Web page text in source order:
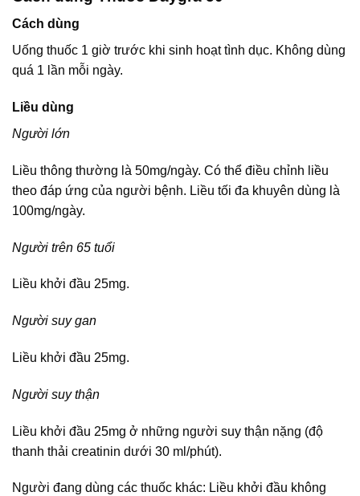
Cách dùng
Uống thuốc 1 giờ trước khi sinh hoạt tình dục. Không dùng
quá 1 lần mỗi ngày.
Liều dùng
Người lớn
Liều thông thường là 50mg/ngày. Có thể điều chỉnh liều
theo đáp ứng của người bệnh. Liều tối đa khuyên dùng là
100mg/ngày.
Người trên 65 tuổi
Liều khởi đầu 25mg.
Người suy gan
Liều khởi đầu 25mg.
Người suy thận
Liều khởi đầu 25mg ở những người suy thận nặng (độ
thanh thải creatinin dưới 30 ml/phút).
Người đang dùng các thuốc khác: Liều khởi đầu không